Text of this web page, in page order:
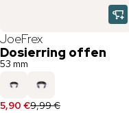
JoeFrex
Dosierring offen
53 mm
5,90 €9,99 €